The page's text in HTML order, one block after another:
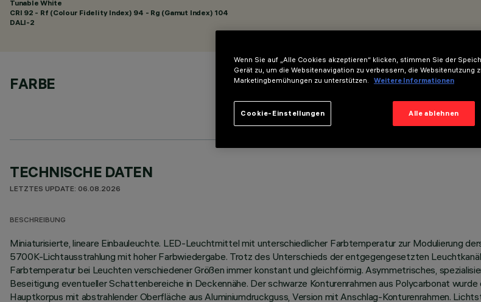
Tunable White
CRI 92 - Rf (Colour Fidelity Index) 94 - Rg (Gamut Index) 104
DALI-2
FARBE
TECHNISCHE DATEN
LETZTES UPDATE: 06.08.2026
BESCHREIBUNG
Miniaturisierte, lineare Einbauleuchte. LED-Leuchtmittel mit unterschiedlicher Farbtemperatur zur Modulierung
5700K-Lichtausstrahlung mit hoher Farbwiedergabe. Trotz des Unterschieds der entgegengesetzten
Farbtemperatur bei Leuchten verschiedener Größen immer konstant und gleichförmig. Asymmetrisches,
Beseitigung eventueller Schattenbereiche in Deckennähe. Der schwarze Konturenrahmen aus Polycarbonat
Hauptkorpus mit abstrahlender Oberfläche aus Aluminiumdruckguss, Version mit Anschlag-Konturenrahmen.
Wenn Sie auf „Alle Cookies akzeptieren“ klicken, stimmen Sie der
Gerät zu, um die Websitenavigation zu verbessern, die Websitenutzung
Marketingbemühungen zu unterstützen.
Weitere Informationen
Alle ablehnen
Cookie-Einstellungen